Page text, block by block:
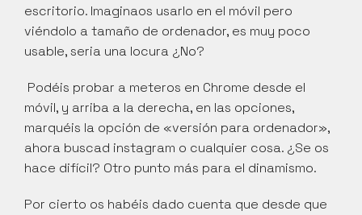
escritorio. Imaginaos usarlo en el móvil pero
viéndolo a tamaño de ordenador, es muy poco
usable, seria una locura ¿No?
Podéis probar a meteros en Chrome desde el
móvil, y arriba a la derecha, en las opciones,
marquéis la opción de «versión para ordenador»,
ahora buscad instagram o cualquier cosa. ¿Se os
hace difícil? Otro punto más para el dinamismo.
Por cierto os habéis dado cuenta que desde que